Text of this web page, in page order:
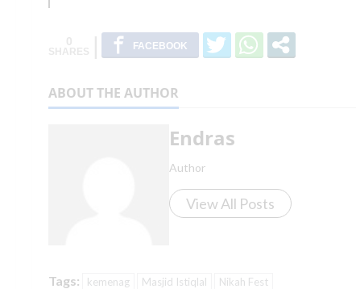
ABOUT THE AUTHOR
Endras
Author
View All Posts
Tags: kemenag Masjid Istiqlal Nikah Fest